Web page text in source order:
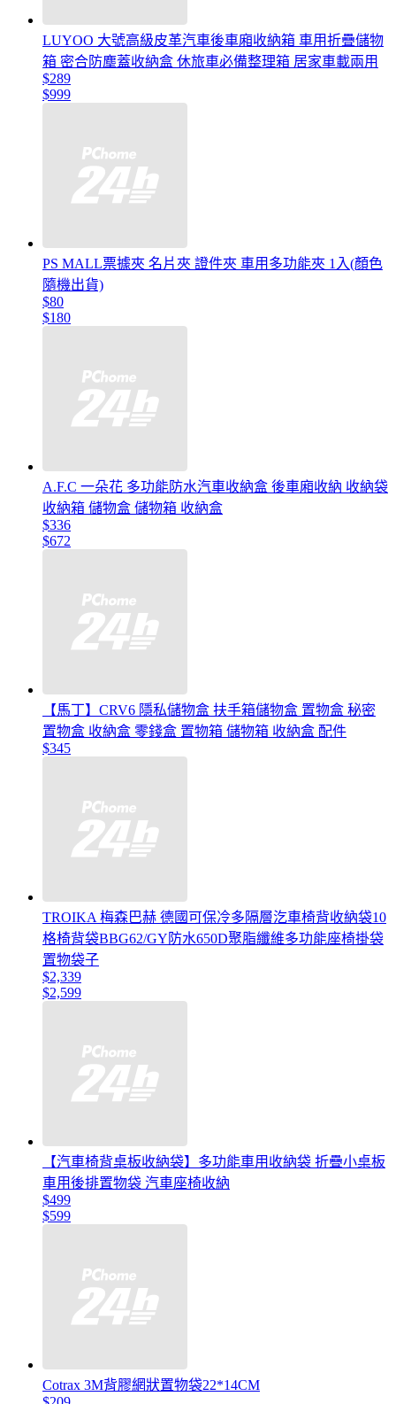
LUYOO 大號高級皮革汽車後車廂收納箱 車用折疊儲物
箱 密合防塵蓋收納盒 休旅車必備整理箱 居家車載兩用
$289
$999
PS MALL票據夾 名片夾 證件夾 車用多功能夾 1入(顏色
隨機出貨)
$80
$180
A.F.C 一朵花 多功能防水汽車收納盒 後車廂收納 收納袋
收納箱 儲物盒 儲物箱 收納盒
$336
$672
【馬丁】CRV6 隱私儲物盒 扶手箱儲物盒 置物盒 秘密
置物盒 收納盒 零錢盒 置物箱 儲物箱 收納盒 配件
$345
TROIKA 梅森巴赫 德國可保冷多隔層汔車椅背收納袋10
格椅背袋BBG62/GY防水650D聚脂纖維多功能座椅掛袋
置物袋子
$2,339
$2,599
【汽車椅背桌板收納袋】多功能車用收納袋 折疊小桌板
車用後排置物袋 汽車座椅收納
$499
$599
Cotrax 3M背膠網狀置物袋22*14CM